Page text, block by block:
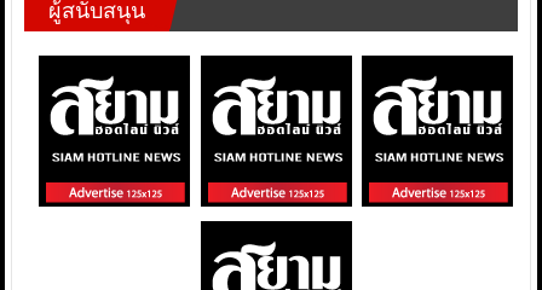
ผู้สนับสนุน